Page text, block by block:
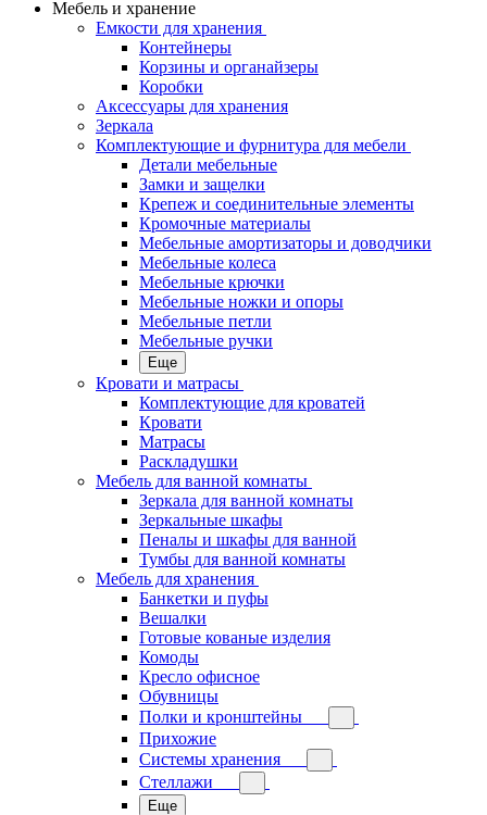
Мебель и хранение
Емкости для хранения
Контейнеры
Корзины и органайзеры
Коробки
Аксессуары для хранения
Зеркала
Комплектующие и фурнитура для мебели
Детали мебельные
Замки и защелки
Крепеж и соединительные элементы
Кромочные материалы
Мебельные амортизаторы и доводчики
Мебельные колеса
Мебельные крючки
Мебельные ножки и опоры
Мебельные петли
Мебельные ручки
Еще
Кровати и матрасы
Комплектующие для кроватей
Кровати
Матрасы
Раскладушки
Мебель для ванной комнаты
Зеркала для ванной комнаты
Зеркальные шкафы
Пеналы и шкафы для ванной
Тумбы для ванной комнаты
Мебель для хранения
Банкетки и пуфы
Вешалки
Готовые кованые изделия
Комоды
Кресло офисное
Обувницы
Полки и кронштейны
Прихожие
Системы хранения
Стеллажи
Еще